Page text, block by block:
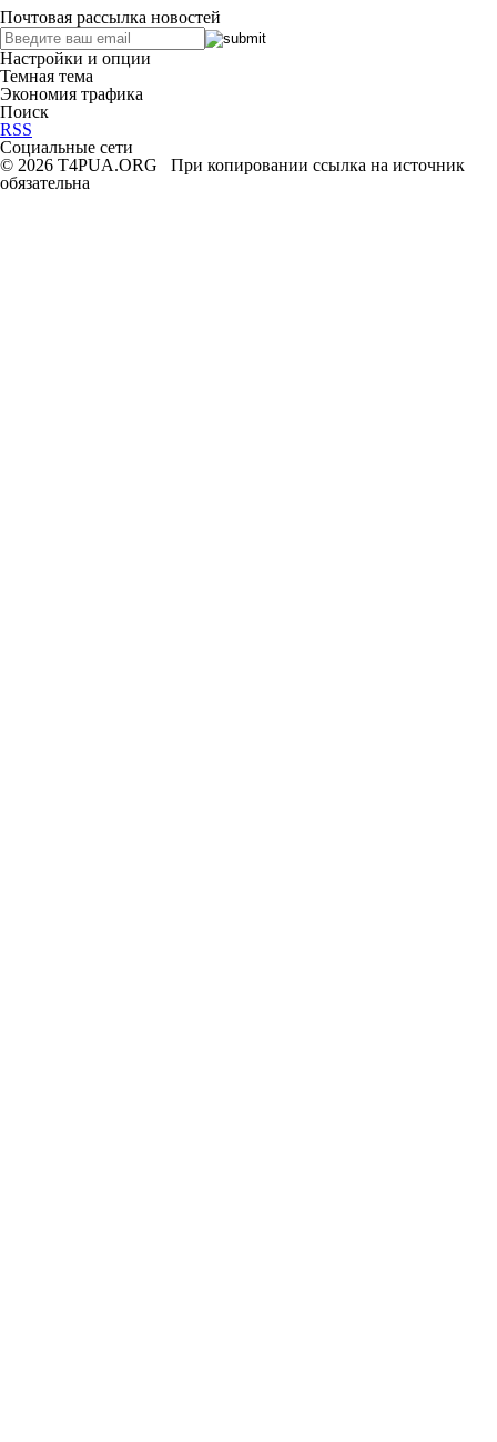
Почтовая рассылка новостей
Настройки и опции
Темная тема
Экономия трафика
Поиск
RSS
Социальные сети
© 2026 T4PUA.ORG При копировании ссылка на источник
обязательна